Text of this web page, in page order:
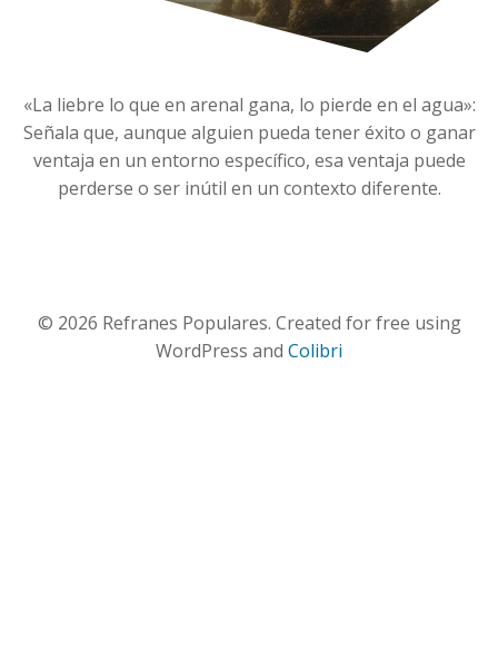
«La liebre lo que en arenal gana, lo pierde en el agua»:
Señala que, aunque alguien pueda tener éxito o ganar
ventaja en un entorno específico, esa ventaja puede
perderse o ser inútil en un contexto diferente.
© 2026 Refranes Populares. Created for free using
WordPress and Colibri